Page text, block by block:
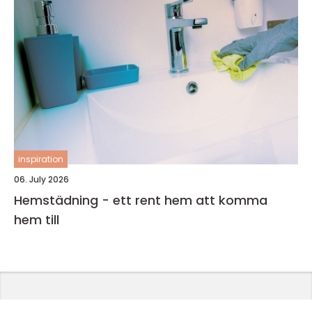
inspiration
06. July 2026
Hemstädning - ett rent hem att komma
hem till